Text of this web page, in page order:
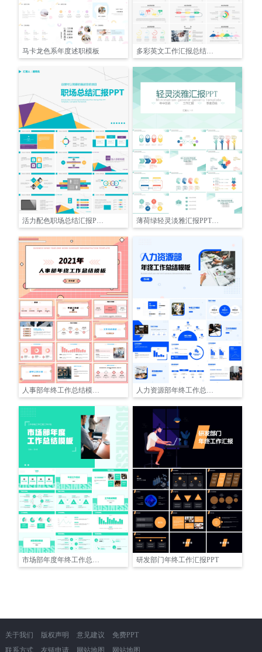
马卡龙色系年度述职模板 多彩英文工作汇报总结动态PPT模板
活力配色职场总结汇报PPT模板 薄荷绿轻灵淡雅汇报PPT模板
人事部年终工作总结模板PPT 人力资源部年终工作总结PPT
市场部年度年终工作总结PPT 研发部门年终工作汇报PPT
关于我们
联系方式
版权声明
友链申请
意见建议
网站地图
免费PPT
网站地图